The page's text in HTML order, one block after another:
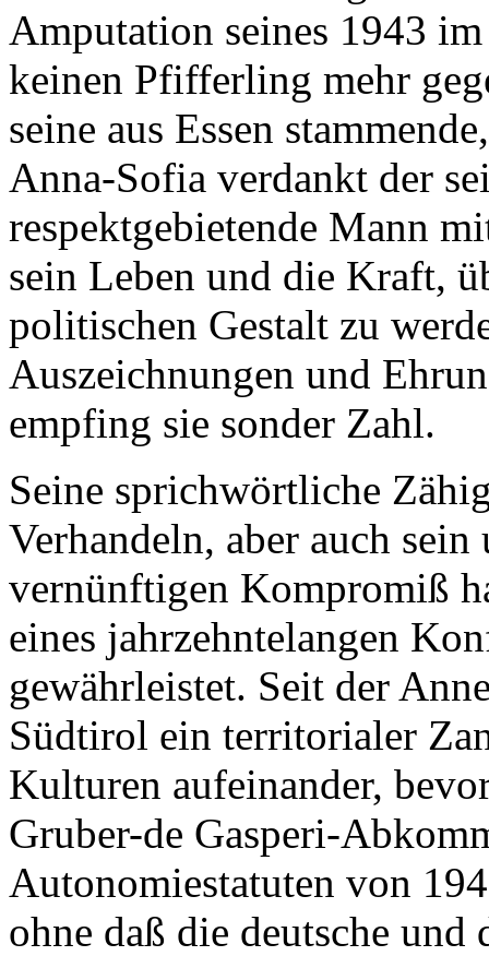
Amputation seines 1943
keinen Pfifferling mehr
seine aus Essen
Anna-Sofia verdankt der
respektgebietende Mann
sein Leben und die Kraft,
politischen Gestalt zu
Auszeichnungen und
empfing sie sonder Zahl.
Seine sprichwörtliche
Verhandeln, aber auch
vernünftigen Kompromiß
eines jahrzehntelangen
gewährleistet. Seit der
Südtirol ein territorialer
Kulturen aufeinander,
Gruber-de Gasperi-
Autonomiestatuten von
ohne daß die deutsche